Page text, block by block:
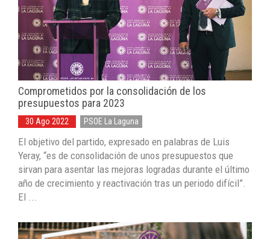
Comprometidos por la consolidación de los
presupuestos para 2023
30 Ago 2022 PSOE La Laguna
El objetivo del partido, expresado en palabras de Luis
Yeray, “es de consolidación de unos presupuestos que
sirvan para asentar las mejoras logradas durante el último
año de crecimiento y reactivación tras un periodo difícil”.
El ...